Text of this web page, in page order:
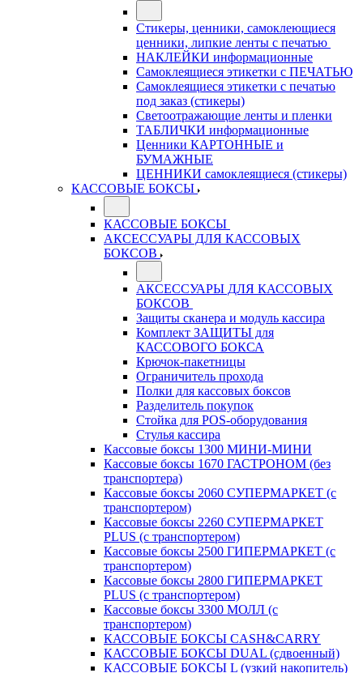
Стикеры, ценники, самоклеющиеся
ценники, липкие ленты с печатью
НАКЛЕЙКИ информационные
Самоклеящиеся этикетки с ПЕЧАТЬЮ
Самоклеящиеся этикетки с печатью
под заказ (стикеры)
Светоотражающие ленты и пленки
ТАБЛИЧКИ информационные
Ценники КАРТОННЫЕ и
БУМАЖНЫЕ
ЦЕННИКИ самоклеящиеся (стикеры)
КАССОВЫЕ БОКСЫ
КАССОВЫЕ БОКСЫ
АКСЕССУАРЫ ДЛЯ КАССОВЫХ
БОКСОВ
АКСЕССУАРЫ ДЛЯ КАССОВЫХ
БОКСОВ
Защиты сканера и модуль кассира
Комплект ЗАЩИТЫ для
КАССОВОГО БОКСА
Крючок-пакетницы
Ограничитель прохода
Полки для кассовых боксов
Разделитель покупок
Стойка для POS-оборудования
Стулья кассира
Кассовые боксы 1300 МИНИ-МИНИ
Кассовые боксы 1670 ГАСТРОНОМ (без
транспортера)
Кассовые боксы 2060 СУПЕРМАРКЕТ (с
транспортером)
Кассовые боксы 2260 СУПЕРМАРКЕТ
PLUS (с транспортером)
Кассовые боксы 2500 ГИПЕРМАРКЕТ (с
транспортером)
Кассовые боксы 2800 ГИПЕРМАРКЕТ
PLUS (с транспортером)
Кассовые боксы 3300 МОЛЛ (с
транспортером)
КАССОВЫЕ БОКСЫ CASH&CARRY
КАССОВЫЕ БОКСЫ DUAL (сдвоенный)
КАССОВЫЕ БОКСЫ L (узкий накопитель)